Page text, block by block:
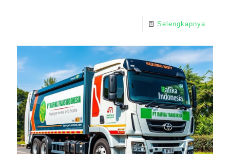
Selengkapnya